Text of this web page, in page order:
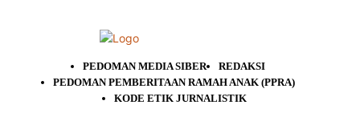
PEDOMAN MEDIA SIBER
REDAKSI
PEDOMAN PEMBERITAAN RAMAH ANAK (PPRA)
KODE ETIK JURNALISTIK